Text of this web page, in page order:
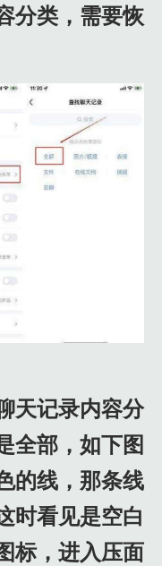
分类，需要恢
天记录内容分
全部，如下图
的线，那条线
时看见是空白
标，进入压面